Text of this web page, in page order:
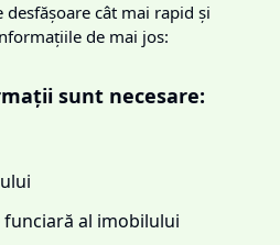
desfășoare cât mai rapid și
de mai jos:
sunt necesare:
al imobilului